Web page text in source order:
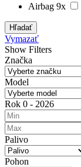
Airbag 9x
Hľadať
Vymazať
Show Filters
Značka
Model
Rok 0 - 2026
Palivo
Pohon